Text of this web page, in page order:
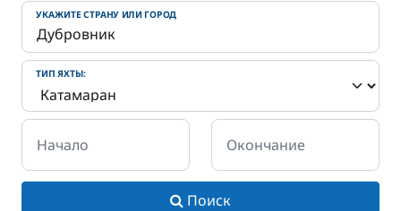
УКАЖИТЕ СТРАНУ ИЛИ ГОРОД
ТИП ЯХТЫ:
Начало Окончание
Поиск